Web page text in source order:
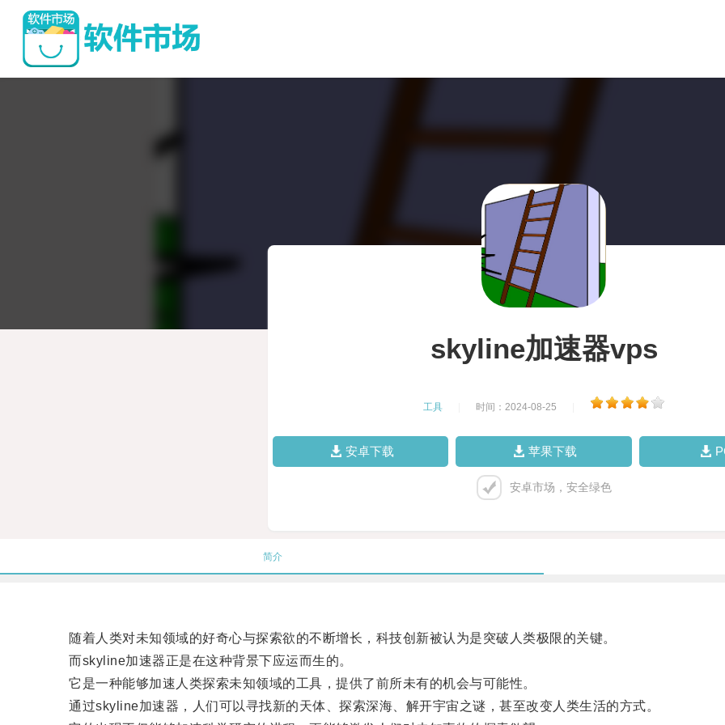
skyline加速器vps
工具 时间：2024-08-25
安卓下载 苹果下载
安卓市场，安全绿色
简介
随着人类对未知领域的好奇心与探索欲的不断增长，科技创新被认为是突破人类极限的关键。
而skyline加速器正是在这种背景下应运而生的。
它是一种能够加速人类探索未知领域的工具，提供了前所未有的机会与可能性。
通过skyline加速器，人们可以寻找新的天体、探索深海、解开宇宙之谜，甚至改变人类生活的方式。